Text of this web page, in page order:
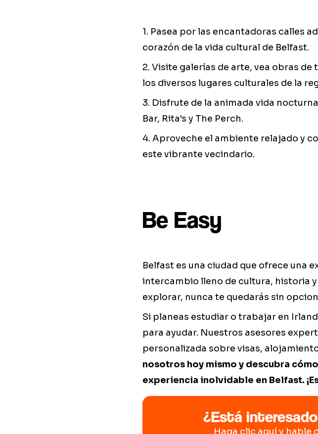
1. Pasea por las encantadoras calles
corazón de la vida cultural de Belfast.
2. Visite galerías de arte, vea obras
los diversos lugares culturales de la
3. Disfrute de la animada vida
Bar, Rita's y The Perch.
4. Aproveche el ambiente relajado y
este vibrante vecindario.
Be Easy
Belfast es una ciudad que ofrece una
intercambio lleno de cultura, historia
explorar, nunca te quedarás sin
Si planeas estudiar o trabajar en
para ayudar. Nuestros asesores
personalizada sobre visas,
nosotros hoy mismo y descubra
experiencia inolvidable en Belfast.
¿Está
Haga clic aquí y hable